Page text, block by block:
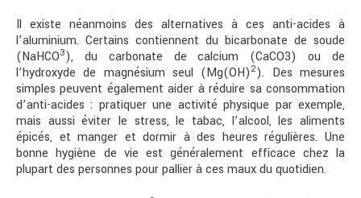
Il existe néanmoins des alternatives à ces anti-acides à
l’aluminium. Certains contiennent du bicarbonate de soude
(NaHCO3), du carbonate de calcium (CaCO3) ou de
l’hydroxyde de magnésium seul (Mg(OH) 2). Des mesures
simples peuvent également aider à réduire sa consommation
d’anti-acides : pratiquer une activité physique par exemple,
mais aussi éviter le stress, le tabac, l’alcool, les aliments
épicés, et manger et dormir à des heures régulières. Une
bonne hygiène de vie est généralement efficace chez la
plupart des personnes pour pallier à ces maux du quotidien.